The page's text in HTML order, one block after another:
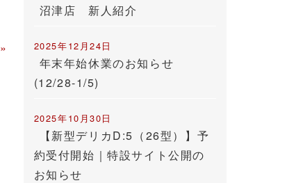
»
沼津店 新人紹介
2025年12月24日
年末年始休業のお知らせ
(12/28-1/5)
2025年10月30日
【新型デリカD:5（26型）】予
約受付開始｜特設サイト公開の
お知らせ